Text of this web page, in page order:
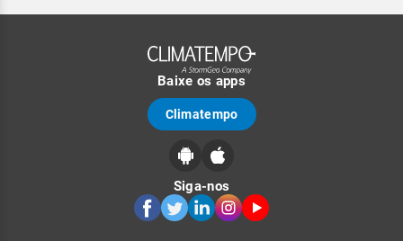
Baixe os apps
Climatempo
Siga-nos